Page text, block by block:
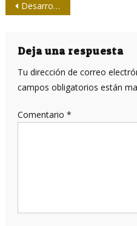
Navegación
entradas
Desarrollo verde y bajo en carbono de China genera nuevas oportunidades
Deja una respuesta
Tu dirección de correo
campos obligatorios están
Comentario *